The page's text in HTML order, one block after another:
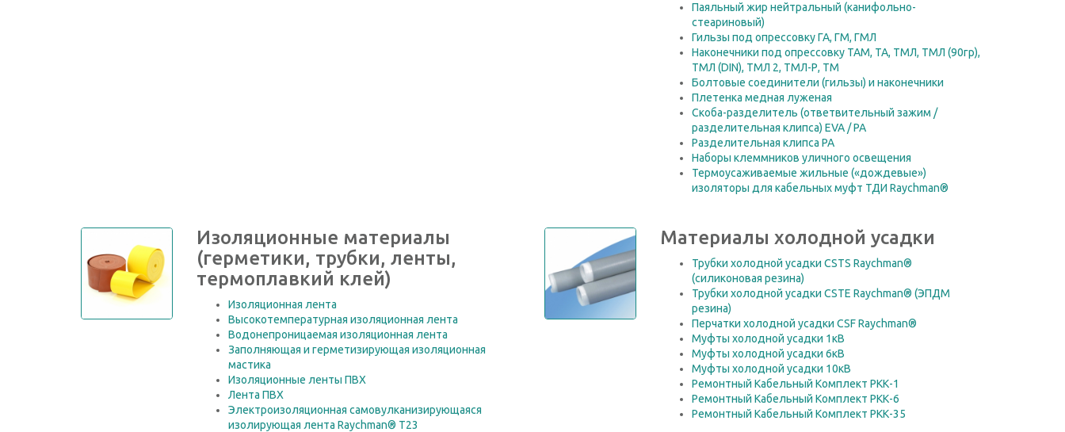
Паяльный жир нейтральный (канифольно-
стеариновый)
Гильзы под опрессовку ГА, ГМ, ГМЛ
Наконечники под опрессовку ТАМ, ТА, ТМЛ, ТМЛ (90гр),
ТМЛ (DIN), ТМЛ 2, ТМЛ-Р, ТМ
Болтовые соединители (гильзы) и наконечники
Плетенка медная луженая
Скоба-разделитель (ответвительный зажим /
разделительная клипса) EVA / PA
Разделительная клипса PA
Наборы клеммников уличного освещения
Термоусаживаемые жильные («дождевые»)
изоляторы для кабельных муфт ТДИ Raychman®
Изоляционные материалы
(герметики, трубки, ленты,
термоплавкий клей)
Изоляционная лента
Высокотемпературная изоляционная лента
Водонепроницаемая изоляционная лента
Заполняющая и герметизирующая изоляционная
мастика
Изоляционные ленты ПВХ
Лента ПВХ
Электроизоляционная самовулканизирующаяся
изолирующая лента Raychman® T23
Материалы холодной усадки
Трубки холодной усадки CSTS Raychman®
(силиконовая резина)
Трубки холодной усадки CSTE Raychman® (ЭПДМ
резина)
Перчатки холодной усадки CSF Raychman®
Муфты холодной усадки 1кВ
Муфты холодной усадки 6кВ
Муфты холодной усадки 10кВ
Ремонтный Кабельный Комплект РКК-1
Ремонтный Кабельный Комплект РКК-6
Ремонтный Кабельный Комплект РКК-35